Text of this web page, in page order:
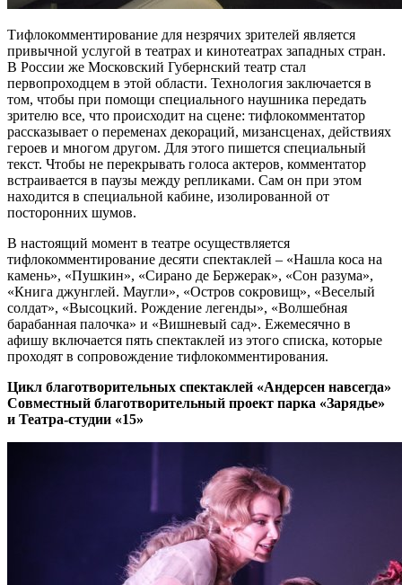
Тифлокомментирование для незрячих зрителей является
привычной услугой в театрах и кинотеатрах западных стран.
В России же Московский Губернский театр стал
первопроходцем в этой области. Технология заключается в
том, чтобы при помощи специального наушника передать
зрителю все, что происходит на сцене: тифлокомментатор
рассказывает о переменах декораций, мизансценах, действиях
героев и многом другом. Для этого пишется специальный
текст. Чтобы не перекрывать голоса актеров, комментатор
встраивается в паузы между репликами. Сам он при этом
находится в специальной кабине, изолированной от
посторонних шумов.
В настоящий момент в театре осуществляется
тифлокомментирование десяти спектаклей – «Нашла коса на
камень», «Пушкин», «Сирано де Бержерак», «Сон разума»,
«Книга джунглей. Маугли», «Остров сокровищ», «Веселый
солдат», «Высоцкий. Рождение легенды», «Волшебная
барабанная палочка» и «Вишневый сад». Ежемесячно в
афишу включается пять спектаклей из этого списка, которые
проходят в сопровождение тифлокомментирования.
Цикл благотворительных спектаклей «Андерсен навсегда»
Совместный благотворительный проект парка «Зарядье»
и Театра-студии «15»